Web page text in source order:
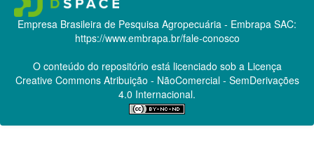
Empresa Brasileira de Pesquisa Agropecuária - Embrapa SAC:
https://www.embrapa.br/fale-conosco
O conteúdo do repositório está licenciado sob a Licença
Creative CommonsAtribuição - NãoComercial - SemDerivações
4.0 Internacional.